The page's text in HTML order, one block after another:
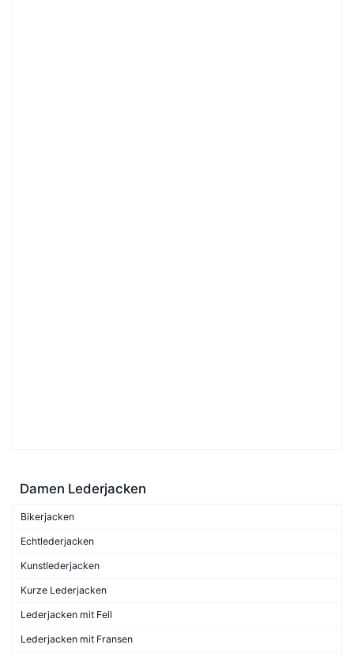
Damen Lederjacken
Bikerjacken
Echtlederjacken
Kunstlederjacken
Kurze Lederjacken
Lederjacken mit Fell
Lederjacken mit Fransen